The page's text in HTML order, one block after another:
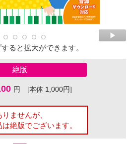
ると拡大ができます。
絶版
円 [本体 1,000円]
ませんが、
絶版でございます。